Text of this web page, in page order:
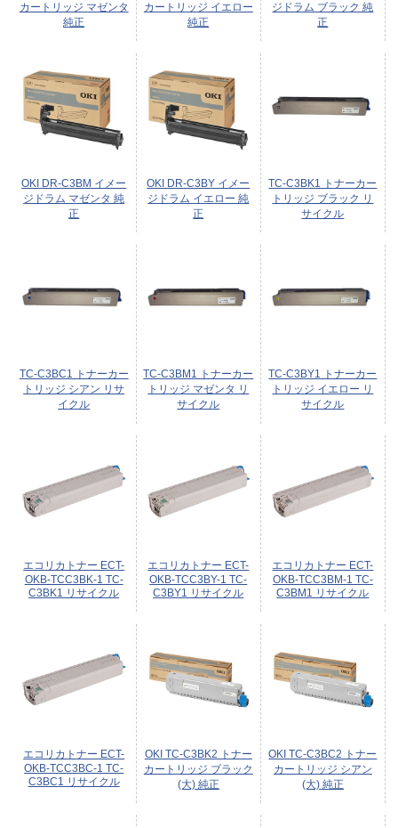
カートリッジ マゼンタ
純正
カートリッジ イエロー
純正
ジドラム ブラック 純
正
OKI DR-C3BM イメー
ジドラム マゼンタ 純
正
OKI DR-C3BY イメー
ジドラム イエロー 純
正
TC-C3BK1 トナーカー
トリッジ ブラック リ
サイクル
TC-C3BC1 トナーカー
トリッジ シアン リサ
イクル
TC-C3BM1 トナーカー
トリッジ マゼンタ リ
サイクル
TC-C3BY1 トナーカー
トリッジ イエロー リ
サイクル
エコリカトナー ECT-
OKB-TCC3BK-1 TC-
C3BK1 リサイクル
エコリカトナー ECT-
OKB-TCC3BY-1 TC-
C3BY1 リサイクル
エコリカトナー ECT-
OKB-TCC3BM-1 TC-
C3BM1 リサイクル
エコリカトナー ECT-
OKB-TCC3BC-1 TC-
C3BC1 リサイクル
OKI TC-C3BK2 トナー
カートリッジ ブラック
(大) 純正
OKI TC-C3BC2 トナー
カートリッジ シアン
(大) 純正